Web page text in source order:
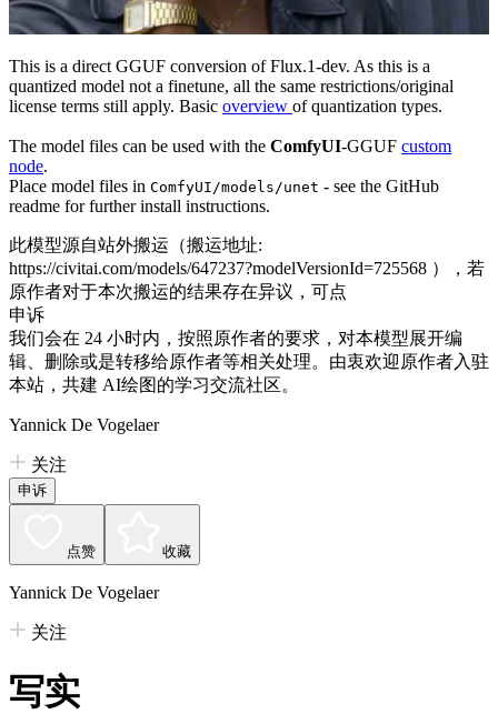
This is a direct GGUF conversion of Flux.1-dev. As this is a
quantized model not a finetune, all the same restrictions/original
license terms still apply. Basic overview of quantization types.
The model files can be used with the ComfyUI-GGUF custom
node.
Place model files in ComfyUI/models/unet - see the GitHub
readme for further install instructions.
此模型源自站外搬运（搬运地址:
https://civitai.com/models/647237?modelVersionId=725568 ），若
原作者对于本次搬运的结果存在异议，可点
申诉
我们会在 24 小时内，按照原作者的要求，对本模型展开编
辑、删除或是转移给原作者等相关处理。由衷欢迎原作者入驻
本站，共建 AI绘图的学习交流社区。
Yannick De Vogelaer
关注
申诉
点赞 收藏
Yannick De Vogelaer
关注
写实